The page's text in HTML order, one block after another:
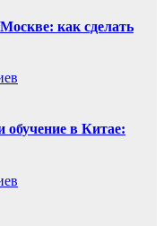
как сделать
обучение в Китае: